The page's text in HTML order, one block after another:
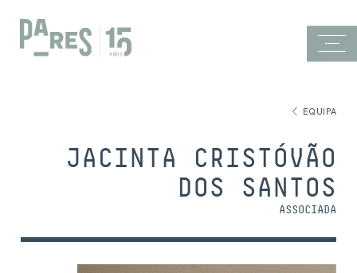
EQUIPA
JACINTA CRISTÓVÃO
DOS SANTOS
ASSOCIADA